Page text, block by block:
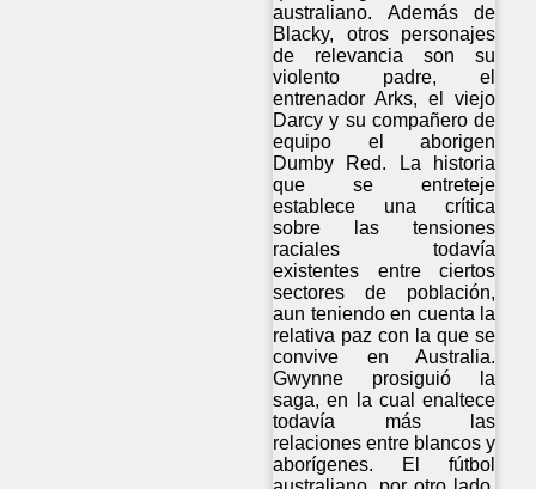
australiano. Además de
Blacky, otros personajes
de relevancia son su
violento padre, el
entrenador Arks, el viejo
Darcy y su compañero de
equipo el aborigen
Dumby Red. La historia
que se entreteje
establece una crítica
sobre las tensiones
raciales todavía
existentes entre ciertos
sectores de población,
aun teniendo en cuenta la
relativa paz con la que se
convive en Australia.
Gwynne prosiguió la
saga, en la cual enaltece
todavía más las
relaciones entre blancos y
aborígenes. El fútbol